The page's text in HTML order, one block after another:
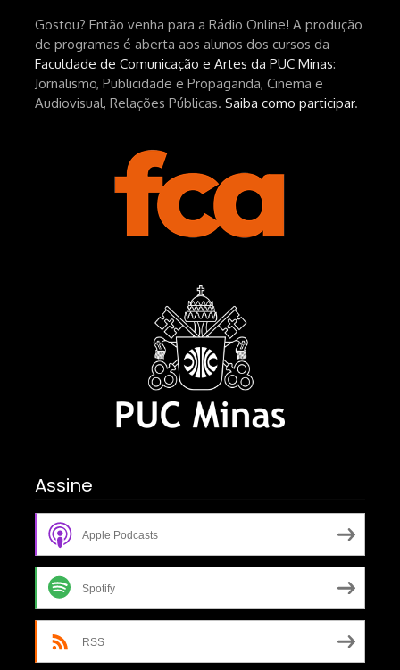
Gostou? Então venha para a Rádio Online! A produção
de programas é aberta aos alunos dos cursos da
Faculdade de Comunicação e Artes da PUC Minas:
Jornalismo, Publicidade e Propaganda, Cinema e
Audiovisual, Relações Públicas. Saiba como participar.
Assine
Apple Podcasts
Spotify
RSS